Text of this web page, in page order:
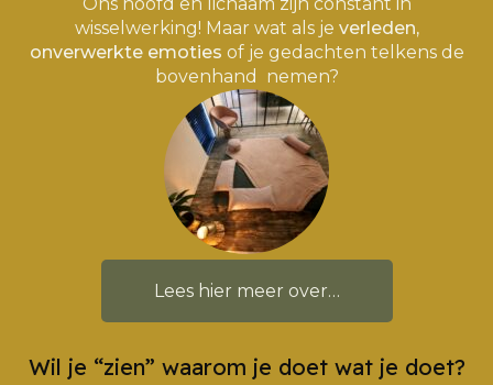
wisselwerking! Maar wat als je verleden,
onverwerkte emoties of je gedachten telkens de
bovenhand nemen?
Lees hier meer over…
Wil je “zien” waarom je doet wat je doet?